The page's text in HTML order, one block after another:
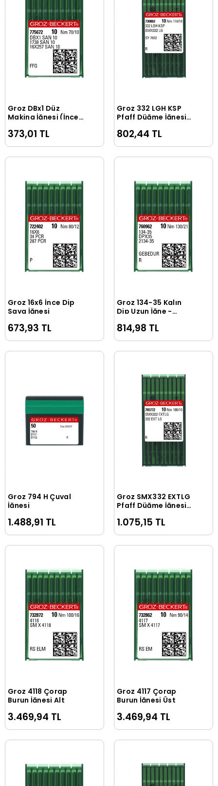
Sepete Ekle
Groz DBx1 Düz
Makina İğnesi (İnce
373,01 TL
Sepete Ekle
Groz 332 LGH KSP
Pfaff Düğme İğnesi
802,44 TL
Sepete Ekle
Groz 16x6 İnce Dip
Saya İğnesi
673,93 TL
Sepete Ekle
Groz 134-35 Kalın
Dip Uzun İğne -
814,98 TL
Sepete Ekle
Groz 794 H Çuval
İğnesi
1.488,91 TL
Sepete Ekle
Groz SMX332 EXTLG
Pfaff Düğme İğnesi
1.075,15 TL
Sepete Ekle
Groz 4118 Çorap
Burun İğnesi Alt
3.469,94 TL
Sepete Ekle
Groz 4117 Çorap
Burun İğnesi Üst
3.469,94 TL